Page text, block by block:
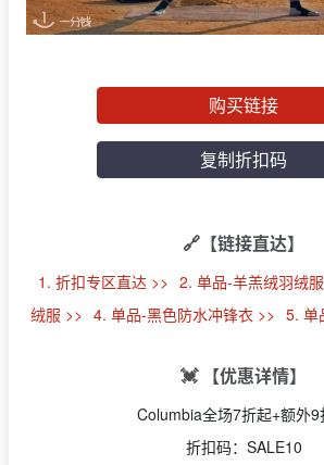
购买链接
复制折扣码
🔗【链接直达】
1. 折扣专区直达 >> 2. 单品-羊羔绒羽绒
绒服 >> 4. 单品-黑色防水冲锋衣 >> 5. 单
💓 【优惠详情】
Columbia全场7折起+额外9
折扣码：SALE10